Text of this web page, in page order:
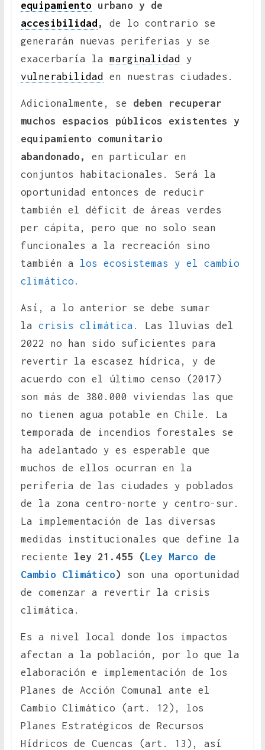
equipamientourbano y de
accesibilidad ,
de lo contrario se
generarán nuevas periferias y se
exacerbaría la marginalidad
y
vulnerabilidad
en nuestras ciudades.
Adicionalmente, se deben recuperar
muchos espacios públicos existentes y
equipamiento comunitario
abandonado, en particular en
conjuntos habitacionales. Será la
oportunidad entonces de reducir
también el déficit de áreas verdes
per cápita, pero que no solo sean
funcionales a la recreación sino
también a los ecosistemas y el cambio
climático.
Así, a lo anterior se debe sumar
la crisis climática.
Las lluvias del
2022 no han sido suficientes para
revertir la escasez hídrica, y de
acuerdo con el último censo (2017)
son más de 380.000 viviendas las que
no tienen agua potable en Chile. La
temporada de incendios forestales se
ha adelantado y es esperable que
muchos de ellos ocurran en la
periferia de las ciudades y poblados
de la zona centro-norte y centro-sur.
La implementación de las diversas
medidas institucionales que define la
reciente ley 21.455 (Ley Marco de
Cambio Climático) son una oportunidad
de comenzar a revertir la crisis
climática.
Es a nivel local donde los impactos
afectan a la población, por lo que la
elaboración e implementación de los
Planes de Acción Comunal ante el
Cambio Climático (art. 12), los
Planes Estratégicos de Recursos
Hídricos de Cuencas (art. 13), así